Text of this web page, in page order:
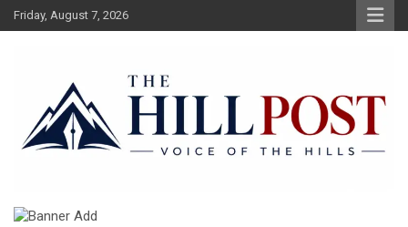
Skip
to
Friday, August 7, 2026
The Hillpost